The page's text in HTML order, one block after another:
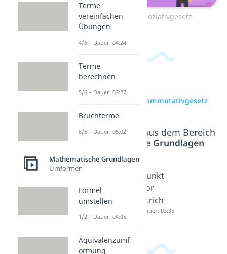
Zum Video: Assoziativgesetz
zur Videoseite: Kommutativgesetz
Beliebte Inhalte aus dem Bereich
Mathematische Grundlagen
vgesetz
Dauer: 03:37 Dauer: 03:46
Punkt
vor
Strich
Dauer: 03:35
Terme
vereinfachen
Übungen
4/6 – Dauer: 04:24
Terme
berechnen
5/6 – Dauer: 03:27
Bruchterme
6/6 – Dauer: 05:02
Mathematische Grundlagen
Umformen
Formel
umstellen
1/2 – Dauer: 04:05
Äquivalenzumf
ormung